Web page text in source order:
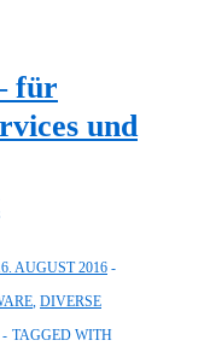
für
und
AUGUST 2016
DIVERSE
TAGGED WITH